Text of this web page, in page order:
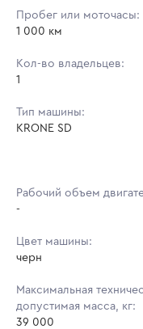
Кол-во ставок:
Пробег или моточасы:
1 000 км
Кол-во владельцев:
1
Тип машины:
KRONE SD
Рабочий объем
-
Цвет машины:
черн
Максимальная
допустимая масса, кг:
39 000